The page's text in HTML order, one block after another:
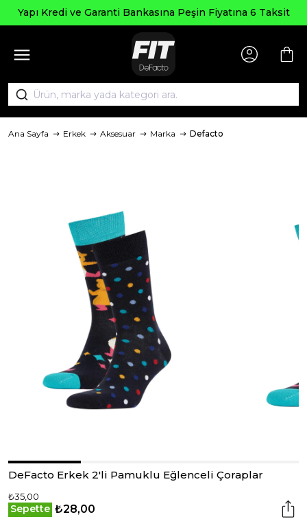
ve Garanti Bankasına Peşin Fiyatına 6 Taksit
Ana Sayfa Erkek Aksesuar Marka Defacto
DeFacto Erkek 2'li Pamuklu Eğlenceli Çoraplar
₺35,00
Sepette ₺28,00